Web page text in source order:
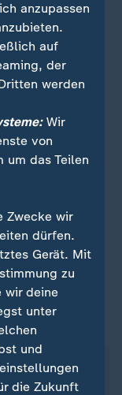
der
Equipe von
im
uns
Becker. "Es
Euro
den USA.
anzupassen
auf
der
werden
Wir
von
um das Teilen
Zwecke wir
dürfen.
Gerät. Mit
zu
wir deine
unter
und
die Zukunft